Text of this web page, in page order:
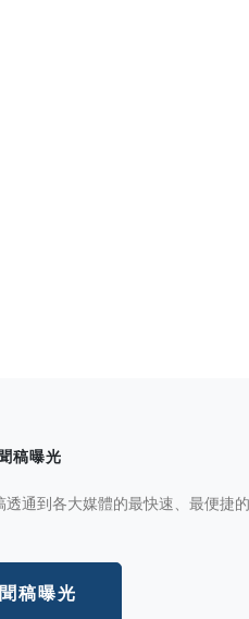
稿曝光
通到各大媒體的最快速、最便捷的
稿曝光